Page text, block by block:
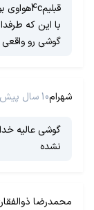
قبلیم4cهواوی بود دوربینش معرکه بود
با این که
گوشی رو واقعی تولید
شهرام10 سال پیش
گوشی عالیه
نشده
محمدرضا